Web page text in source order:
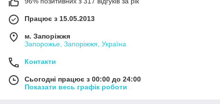
Працює з 15.05.2013
м. Запоріжжя
Запорожье, Запоріжжя, Україна
Контакти
Сьогодні працює з 00:00 до 24:00
Показати весь графік роботи